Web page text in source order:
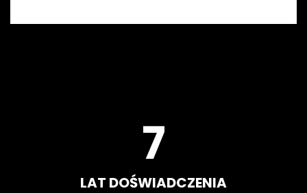
8
LAT DOŚWIADCZENIA